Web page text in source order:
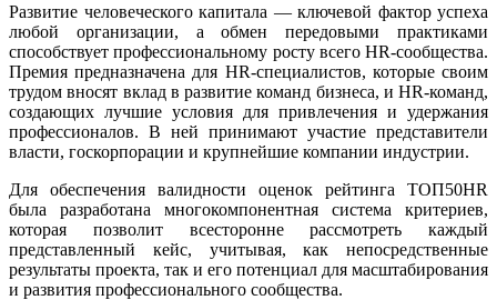
Развитие человеческого капитала — ключевой фактор успеха
любой организации, а обмен передовыми практиками
способствует профессиональному росту всего HR-сообщества.
Премия предназначена для HR-специалистов, которые своим
трудом вносят вклад в развитие команд бизнеса, и HR-команд,
создающих лучшие условия для привлечения и удержания
профессионалов. В ней принимают участие представители
власти, госкорпорации и крупнейшие компании индустрии.
Для обеспечения валидности оценок рейтинга ТОП50HR
была разработана многокомпонентная система критериев,
которая позволит всесторонне рассмотреть каждый
представленный кейс, учитывая, как непосредственные
результаты проекта, так и его потенциал для масштабирования
и развития профессионального сообщества.